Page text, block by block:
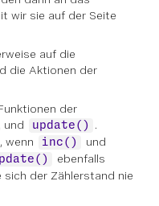
wir sie auf der Seite
auf die
die Aktionen der
der
, und update()
.
wenn
inc() und
ebenfalls
der Zählerstand nie